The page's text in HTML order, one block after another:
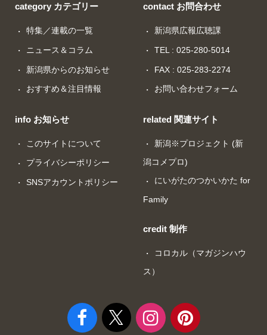
category カテゴリー
特集／連載の一覧
ニュース＆コラム
新潟県からのお知らせ
おすすめ＆注目情報
info お知らせ
このサイトについて
プライバシーポリシー
SNSアカウントポリシー
contact お問合わせ
新潟県広報広聴課
TEL : 025-280-5014
FAX : 025-283-2274
お問い合わせフォーム
related 関連サイト
新潟※プロジェクト (新
潟コメプロ)
にいがたのつかいかた for
Family
credit 制作
コロカル（マガジンハウ
ス）